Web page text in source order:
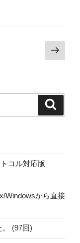
次
の
ジ
コル対応版
Windowsから直接
(97回)